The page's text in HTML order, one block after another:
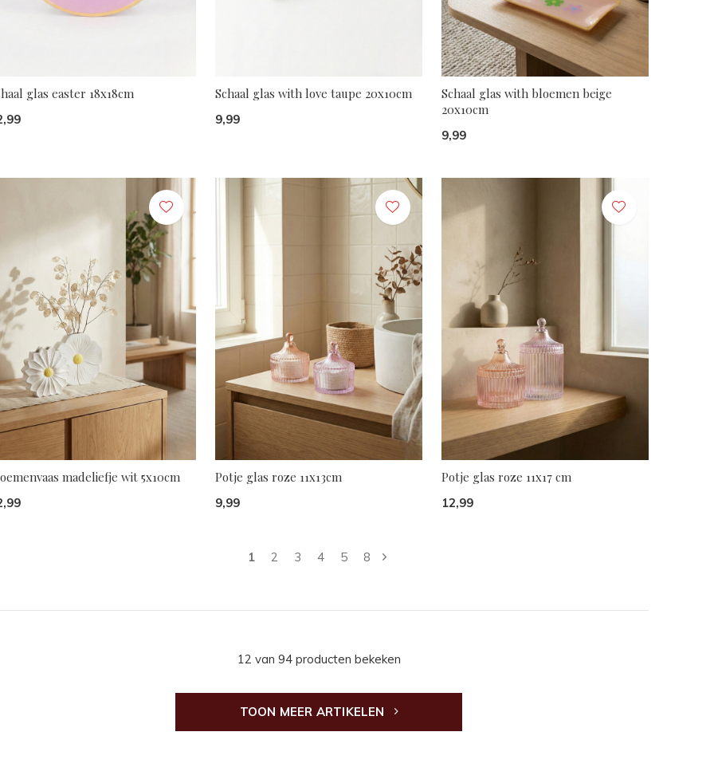
glas easter 18x18cm Schaal glas with love taupe 20x10cm
9,99
Schaal glas with bloemen beige
20x10cm
9,99
madeliefje wit 5x10cm Potje glas roze 11x13cm
9,99
Potje glas roze 11x17 cm
12,99
1 2 3 4 5 8
12 van 94 producten bekeken
TOON MEER ARTIKELEN